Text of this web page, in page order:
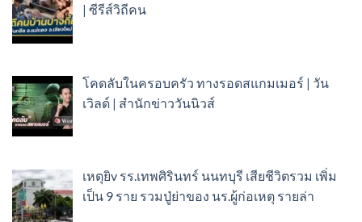
| ซีรีส์วิถีคน
โคดลับในครอบครัว ทางรอดสแกมเมอร์ | วัน
เวิลด์ | สำนักข่าววันนิวส์
เหตุยิv รร.เทพศิรินทร์ นนทบุรี เสียชีวิตรวม เพิ่ม
เป็น 9 ราย รวมปู่ย่าของ นร.ผู้ก่อเหตุ รายล่า